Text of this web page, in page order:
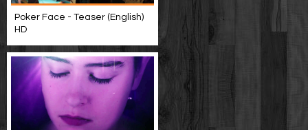
Poker Face - Teaser (English)
HD